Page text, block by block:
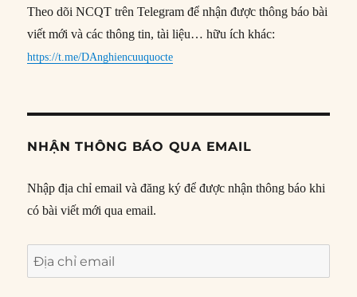
Theo dõi NCQT trên Telegram để nhận được thông báo bài
viết mới và các thông tin, tài liệu… hữu ích khác:
https://t.me/DAnghiencuuquocte
NHẬN THÔNG BÁO QUA EMAIL
Nhập địa chỉ email và đăng ký để được nhận thông báo khi
có bài viết mới qua email.
Địa
chỉ